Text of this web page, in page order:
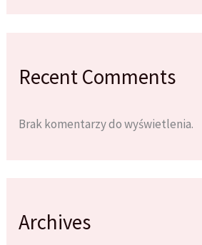
Recent Comments
Brak komentarzy do wyświetlenia.
Archives